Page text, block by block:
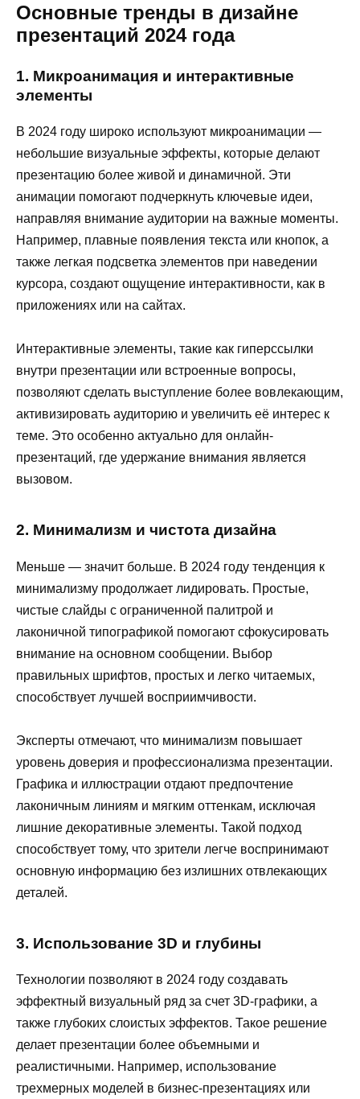
Основные тренды в дизайне
презентаций 2024 года
1. Микроанимация и интерактивные
элементы
В 2024 году широко используют микроанимации —
небольшие визуальные эффекты, которые делают
презентацию более живой и динамичной. Эти
анимации помогают подчеркнуть ключевые идеи,
направляя внимание аудитории на важные моменты.
Например, плавные появления текста или кнопок, а
также легкая подсветка элементов при наведении
курсора, создают ощущение интерактивности, как в
приложениях или на сайтах.
Интерактивные элементы, такие как гиперссылки
внутри презентации или встроенные вопросы,
позволяют сделать выступление более вовлекающим,
активизировать аудиторию и увеличить её интерес к
теме. Это особенно актуально для онлайн-
презентаций, где удержание внимания является
вызовом.
2. Минимализм и чистота дизайна
Меньше — значит больше. В 2024 году тенденция к
минимализму продолжает лидировать. Простые,
чистые слайды с ограниченной палитрой и
лаконичной типографикой помогают сфокусировать
внимание на основном сообщении. Выбор
правильных шрифтов, простых и легко читаемых,
способствует лучшей восприимчивости.
Эксперты отмечают, что минимализм повышает
уровень доверия и профессионализма презентации.
Графика и иллюстрации отдают предпочтение
лаконичным линиям и мягким оттенкам, исключая
лишние декоративные элементы. Такой подход
способствует тому, что зрители легче воспринимают
основную информацию без излишних отвлекающих
деталей.
3. Использование 3D и глубины
Технологии позволяют в 2024 году создавать
эффектный визуальный ряд за счет 3D-графики, а
также глубоких слоистых эффектов. Такое решение
делает презентации более объемными и
реалистичными. Например, использование
трехмерных моделей в бизнес-презентациях или